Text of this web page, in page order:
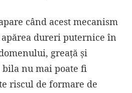
când acest mecanism
dureri puternice în
greață și
nu mai poate fi
riscul de formare de